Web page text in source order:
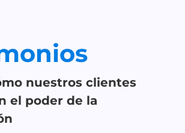
nuestros clientes
el poder de la